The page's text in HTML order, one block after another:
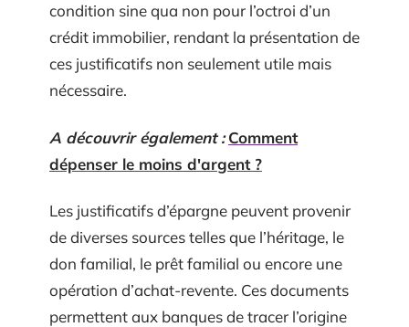
condition sine qua non pour l’octroi d’un
crédit immobilier, rendant la présentation de
ces justificatifs non seulement utile mais
nécessaire.
A découvrir également : Comment
dépenser le moins d'argent ?
Les justificatifs d’épargne peuvent provenir
de diverses sources telles que l’héritage, le
don familial, le prêt familial ou encore une
opération d’achat-revente. Ces documents
permettent aux banques de tracer l’origine